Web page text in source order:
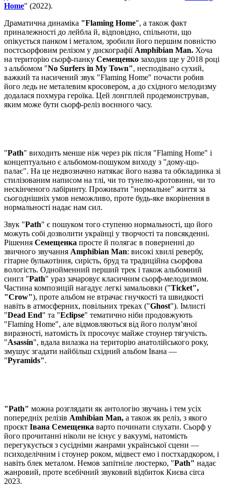
Home" (2022).
Драматична динаміка "Flaming Home", а також факт
приналежності до лейбла й, відповідно, спільноти, що
опікується панком і металом, зробили його першим повністю
постсьорфовим релізом у дискографіїAmphibian Man. Хоча
на територію сьорф-панку Семещенко заходив ще у 2018 році
з альбомом "No Surfers in My Town", несподівано сухий,
важкий та насичений звук "Flaming Home" почасти робив
його ледь не металевим кросовером, а до східного мелодизму
додалася похмура героїка. Цей лонгплей продемонстрував,
яким може бути сьорф-реліз воєнного часу.
"Path" виходить менше ніж через рік після "Flaming Home" і
концептуально є альбомом-пошуком виходу з "дому-що-
палає". На це недвозначно натякає його назва та обкладинка зі
стилізованим написом на тлі, чи то тунелю-кротовини, чи то
нескінченого лабіринту. Проживати "нормальне" життя за
сьогоднішніх умов неможливо, проте будь-яке вкорінення в
нормальності надає нам сил.
Звук "Path" є пошуком того ступеню нормальності, що його
можуть собі дозволити українці у творчості та повсякденні.
Рішення Семещенка просте й полягає в поверненні до
звичного звучання Amphibian Man: високі хвилі ревербу,
гітарне булькотіння, сирість, бруд та традиційна сьорфова
вологість. Однойменний перший трек і також альбомний
сингл "Path" ураз зачаровує класичним сьорф-мелодизмом.
Частина композицій нагадує легкі замальовки ("Ticket",
"Crow"), проте альбом не втрачає гнучкості та швидкості
навіть в атмосферних, повільних треках ("Ghost"). Імлисті
"Dead End" та "Eclipse" тематично ніби продовжують
"Flaming Home", але відмовляються від його полум’яної
виразності, натомість їх просочує майже стоунер тягучість.
"Asassin", вдала вилазка на територію анатолійського року,
змушує згадати найбільш східний альбом Івана —
"Pyramids".
"Path" можна розглядати як антологію звучань і тем усіх
попередніх релізів Amhibian Man, а також як реліз, з якого
проєкт Івана Семещенка варто починати слухати. Сьорф у
його прочитанні ніколи не існує у вакуумі, натомість
перегукується з сусідніми жанрами української сцени —
психоделічним і стоунер роком, мідвест емо і постхардкором, і
навіть блек металом. Немов запітніле люстерко, "Path" надає
жанровий, проте всебічний звуковий відбиток Києва circa
2023.